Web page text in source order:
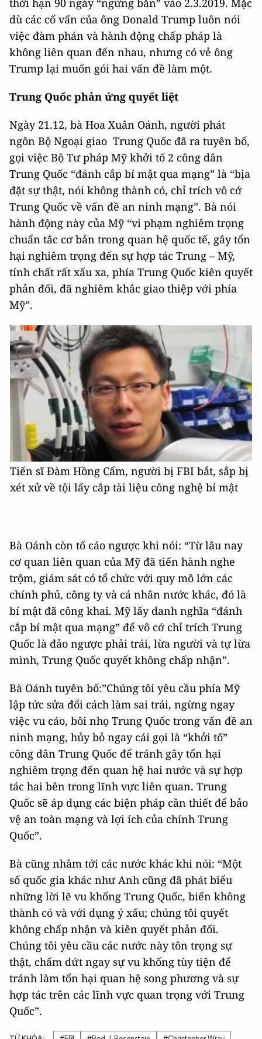
thời hạn 90 ngày “ngừng bắn” vào 2.3.2019. Mặc
dù các cố vấn của ông Donald Trump luôn nói
việc đàm phán và hành động chấp pháp là
không liên quan đến nhau, nhưng có vẻ ông
Trump lại muốn gói hai vấn đề làm một.
Trung Quốc phản ứng quyết liệt
Ngày 21.12, bà Hoa Xuân Oánh, người phát
ngôn Bộ Ngoại giao Trung Quốc đã ra tuyên bố,
gọi việc Bộ Tư pháp Mỹ khởi tố 2 công dân
Trung Quốc “đánh cắp bí mật qua mạng” là “bịa
đặt sự thật, nói không thành có, chỉ trích vô cớ
Trung Quốc về vấn đề an ninh mạng”. Bà nói
hành động này của Mỹ “vi phạm nghiêm trọng
chuẩn tắc cơ bản trong quan hệ quốc tế, gây tổn
hại nghiêm trọng đến sự hợp tác Trung – Mỹ,
tính chất rất xấu xa, phía Trung Quốc kiên quyết
phản đối, đã nghiêm khắc giao thiệp với phía
Mỹ”.
Tiến sĩ Đàm Hồng Cẩm, người bị FBI bắt, sắp bị
xét xử về tội lấy cắp tài liệu công nghệ bí mật
Bà Oánh còn tố cáo ngược khi nói: “Từ lâu nay
cơ quan liên quan của Mỹ đã tiến hành nghe
trộm, giám sát có tổ chức với quy mô lớn các
chính phủ, công ty và cá nhân nước khác, đó là
bí mật đã công khai. Mỹ lấy danh nghĩa “đánh
cắp bí mật qua mạng” để vô cớ chỉ trích Trung
Quốc là đảo ngược phải trái, lừa người và tự lừa
mình, Trung Quốc quyết không chấp nhận”.
Bà Oánh tuyên bố:”Chúng tôi yêu cầu phía Mỹ
lập tức sửa đổi cách làm sai trái, ngừng ngay
việc vu cáo, bôi nhọ Trung Quốc trong vấn đề an
ninh mạng, hủy bỏ ngay cái gọi là “khởi tố”
công dân Trung Quốc để tránh gây tổn hại
nghiêm trọng đến quan hệ hai nước và sự hợp
tác hai bên trong lĩnh vực liên quan. Trung
Quốc sẽ áp dụng các biện pháp cần thiết để bảo
vệ an toàn mạng và lợi ích của chính Trung
Quốc”.
Bà cũng nhằm tới các nước khác khi nói: “Một
số quốc gia khác như Anh cũng đã phát biểu
những lời lẽ vu khống Trung Quốc, biến không
thành có và với dụng ý xấu; chúng tôi quyết
không chấp nhận và kiên quyết phản đối.
Chúng tôi yêu cầu các nước này tôn trọng sự
thật, chấm dứt ngay sự vu khống tùy tiện để
tránh làm tổn hại quan hệ song phương và sự
hợp tác trên các lĩnh vực quan trọng với Trung
Quốc”.